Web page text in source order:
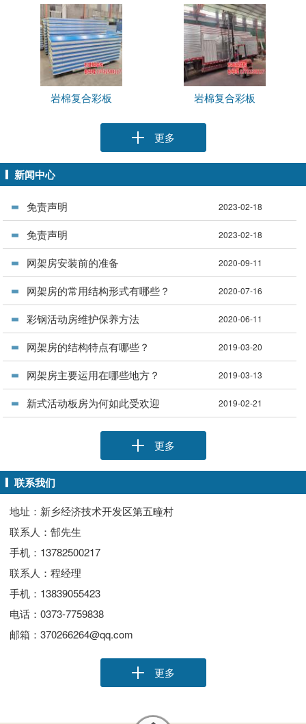
岩棉复合彩板 岩棉复合彩板
更多
新闻中心
免责声明 2023-02-18
免责声明 2023-02-18
网架房安装前的准备 2020-09-11
网架房的常用结构形式有哪些？ 2020-07-16
彩钢活动房维护保养方法 2020-06-11
网架房的结构特点有哪些？ 2019-03-20
网架房主要运用在哪些地方？ 2019-03-13
新式活动板房为何如此受欢迎 2019-02-21
更多
联系我们
地址：新乡经济技术开发区第五疃村
联系人：郜先生
手机：13782500217
联系人：程经理
手机：13839055423
电话：0373-7759838
邮箱：370266264@qq.com
更多